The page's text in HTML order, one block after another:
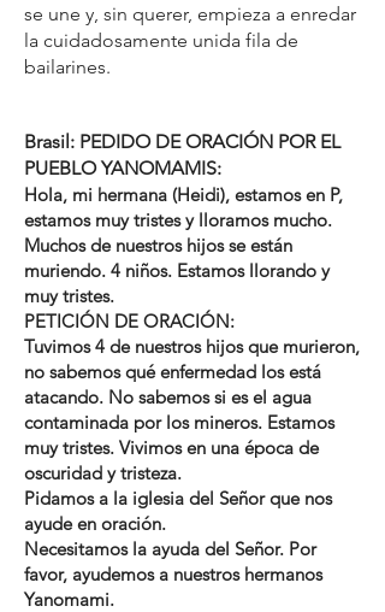
se une y, sin querer, empieza a enredar
la cuidadosamente unida fila de
bailarines.
Brasil: PEDIDO DE ORACIÓN POR EL
PUEBLO YANOMAMIS:
Hola, mi hermana (Heidi), estamos en P,
estamos muy tristes y lloramos mucho.
Muchos de nuestros hijos se están
muriendo. 4 niños. Estamos llorando y
muy tristes.
PETICIÓN DE ORACIÓN:
Tuvimos 4 de nuestros hijos que murieron,
no sabemos qué enfermedad los está
atacando. No sabemos si es el agua
contaminada por los mineros. Estamos
muy tristes. Vivimos en una época de
oscuridad y tristeza.
Pidamos a la iglesia del Señor que nos
ayude en oración.
Necesitamos la ayuda del Señor. Por
favor, ayudemos a nuestros hermanos
Yanomami.